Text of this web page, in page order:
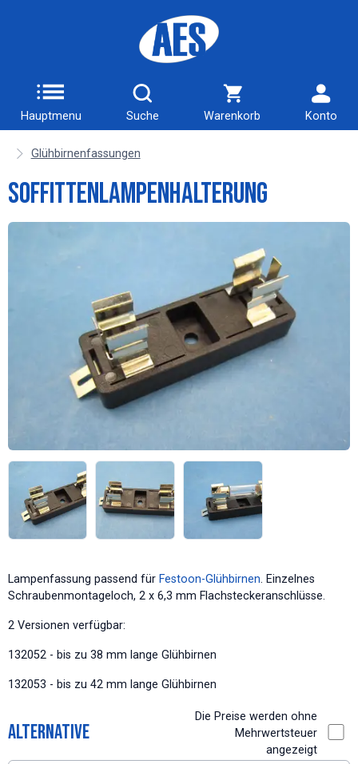
Hauptmenu Suche Warenkorb Konto
Glühbirnenfassungen
Soffittenlampenhalterung
Lampenfassung passend für Festoon-Glühbirnen. Einzelnes
Schraubenmontageloch, 2 x 6,3 mm Flachsteckeranschlüsse.
2 Versionen verfügbar:
132052 - bis zu 38 mm lange Glühbirnen
132053 - bis zu 42 mm lange Glühbirnen
Alternative
Die Preise werden ohne
Mehrwertsteuer
angezeigt